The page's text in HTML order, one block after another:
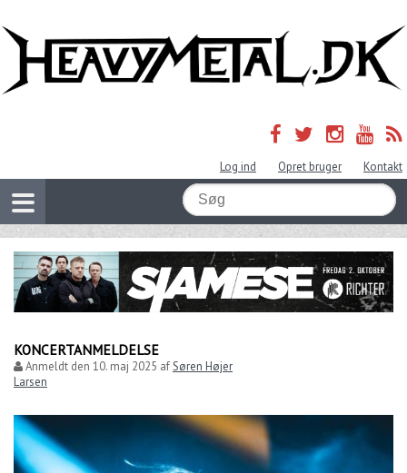
Log ind Opret bruger Kontakt
KONCERTANMELDELSE
Anmeldt den 10. maj 2025 afSøren Højer
Larsen